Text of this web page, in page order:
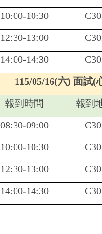
10:00-10:30
12:30-13:00
14:00-14:30
115/05/16(六) 面試(
報到時間 報到
08:30-09:00
10:00-10:30
12:30-13:00
14:00-14:30